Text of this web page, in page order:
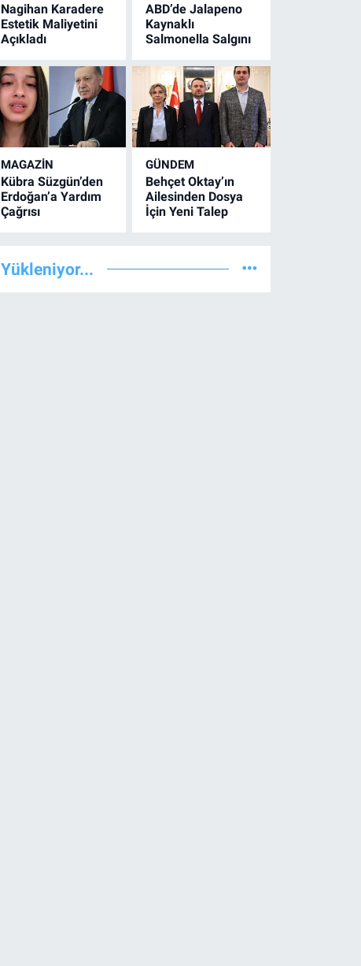
Nagihan Karadere
Estetik Maliyetini
Açıkladı
ABD’de Jalapeno
Kaynaklı
Salmonella Salgını
MAGAZİN
Kübra Süzgün’den
Erdoğan’a Yardım
Çağrısı
GÜNDEM
Behçet Oktay’ın
Ailesinden Dosya
İçin Yeni Talep
Yükleniyor...